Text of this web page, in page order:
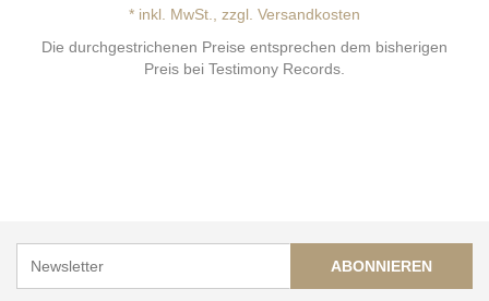
* inkl. MwSt., zzgl. Versandkosten
Die durchgestrichenen Preise entsprechen dem bisherigen
Preis bei Testimony Records.
ABONNIEREN